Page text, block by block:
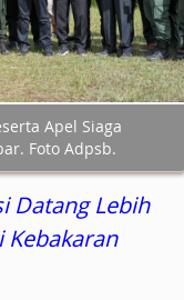
Apel Siaga
Foto Adpsb.
Datang Lebih
Kebakaran